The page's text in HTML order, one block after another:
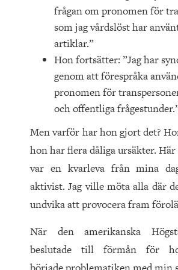
frågan om pronomen för
som jag vårdslöst har
artiklar.”
Hon fortsätter: ”Jag har
genom att förespråka
pronomen för
och offentliga
Men varför har hon gjort det?
hon har flera dåliga ursäkter. Här
var en kvarleva från mina
aktivist. Jag ville möta alla där
undvika att provocera fram
När den amerikanska
beslutade till förmån för